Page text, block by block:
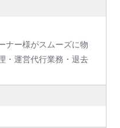
ナー様がスムーズに物
・運営代行業務・退去